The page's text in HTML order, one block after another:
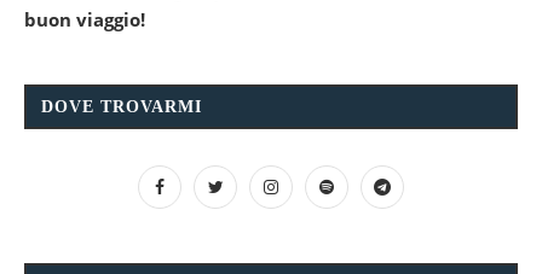
buon viaggio!
DOVE TROVARMI